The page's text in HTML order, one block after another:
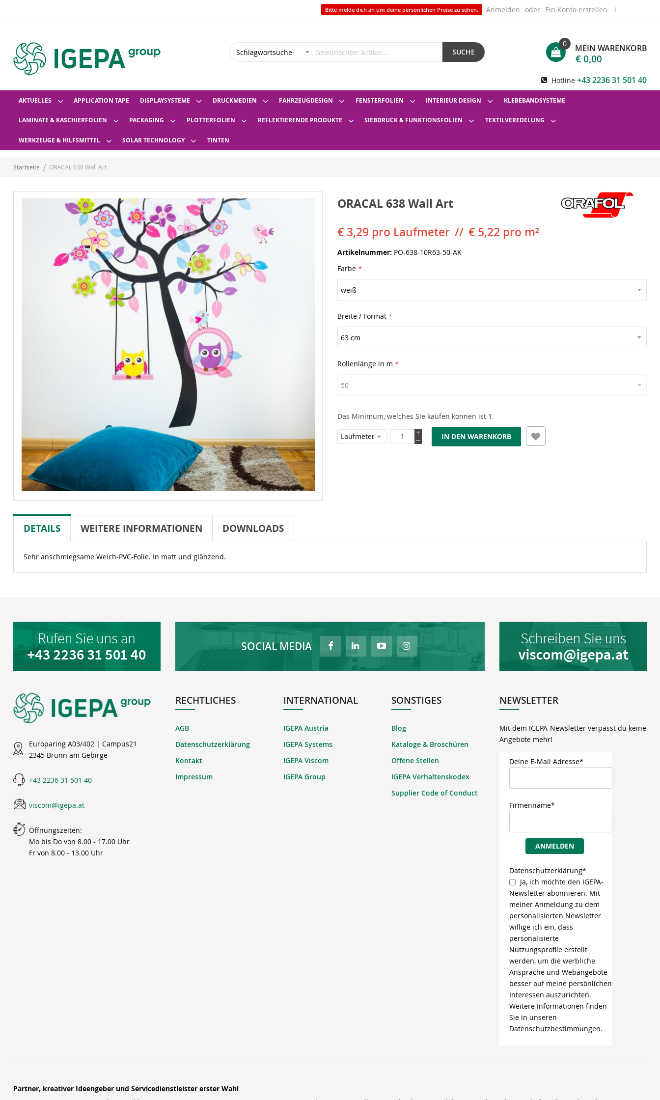
Bitte melde dich an um deine persönlichen Preise zu sehen. Anmelden Ein Konto erstellen
SUCHE MEIN WARENKORB
0
€ 0,00
Hotline +43 2236 31 501 40
AKTUELLES APPLICATION TAPE DISPLAYSYSTEME DRUCKMEDIEN FAHRZEUGDESIGN FENSTERFOLIEN INTERIEUR DESIGN KLEBEBANDSYSTEME
LAMINATE & KASCHIERFOLIEN PACKAGING PLOTTERFOLIEN REFLEKTIERENDE PRODUKTE SIEBDRUCK & FUNKTIONSFOLIEN TEXTILVEREDELUNG
WERKZEUGE & HILFSMITTEL SOLAR TECHNOLOGY TINTEN
Startseite ORACAL 638 Wall Art
ORACAL 638 Wall Art
€ 3,29 pro Laufmeter € 5,22 pro m²
Artikelnummer PO-638-10R63-50-AK
Farbe
Breite / Format
Rollenlänge in m
Das Minimum, welches Sie kaufen können ist 1.
IN DEN WARENKORB
DETAILS WEITERE INFORMATIONEN DOWNLOADS
Sehr anschmiegsame Weich-PVC-Folie. In matt und glänzend.
SOCIAL MEDIA
Europaring A03/402 | Campus21
2345 Brunn am Gebirge
+43 2236 31 501 40
viscom@igepa.at
Öffnungszeiten:
Mo bis Do von 8.00 - 17.00 Uhr
Fr von 8.00 - 13.00 Uhr
RECHTLICHES
AGB
Datenschutzerklärung
Kontakt
Impressum
INTERNATIONAL
IGEPA Austria
IGEPA Systems
IGEPA Viscom
IGEPA Group
SONSTIGES
Blog
Kataloge & Broschüren
Offene Stellen
IGEPA Verhaltenskodex
Supplier Code of Conduct
NEWSLETTER
Mit dem IGEPA-Newsletter verpasst du keine
Angebote mehr!
Deine E-Mail Adresse*
Firmenname*
ANMELDEN
Datenschutzerklärung*
Ja, ich möchte den IGEPA-
Newsletter abonnieren. Mit
meiner Anmeldung zu dem
personalisierten Newsletter
willige ich ein, dass
personalisierte
Nutzungsprofile erstellt
werden, um die werbliche
Ansprache und Webangebote
besser auf meine persönlichen
Interessen auszurichten.
Weitere Informationen finden
Sie in unseren
Datenschutzbestimmungen.
Partner, kreativer Ideengeber und Servicedienstleister erster Wahl